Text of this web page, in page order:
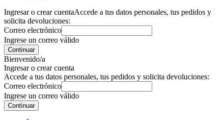
Ingresar o crear cuentaAccede a tus datos personales, tus pedidos y
solicita devoluciones:
Correo electrónico
Ingrese un correo válido
Continuar
Bienvenido/a
Ingresar o crear cuenta
Accede a tus datos personales, tus pedidos y solicita devoluciones:
Correo electrónico
Ingrese un correo válido
Continuar